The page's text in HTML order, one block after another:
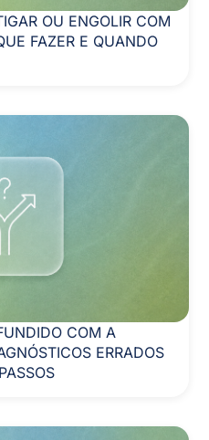
OU ENGOLIR COM
FAZER E QUANDO
COM A
ERRADOS